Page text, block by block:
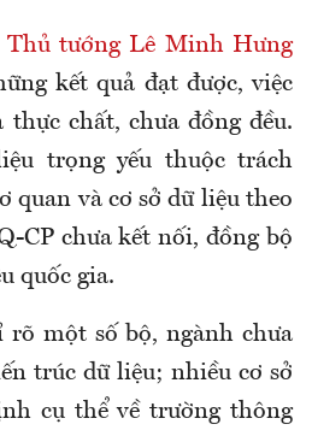
Thủ tướng Lê Minh Hưng
kết quả đạt được, việc
chất, chưa đồng đều.
trọng yếu thuộc trách
quan và cơ sở dữ liệu theo
CP chưa kết nối, đồng bộ
quốc gia.
rõ một số bộ, ngành chưa
trúc dữ liệu; nhiều cơ sở
cụ thể về trường thông